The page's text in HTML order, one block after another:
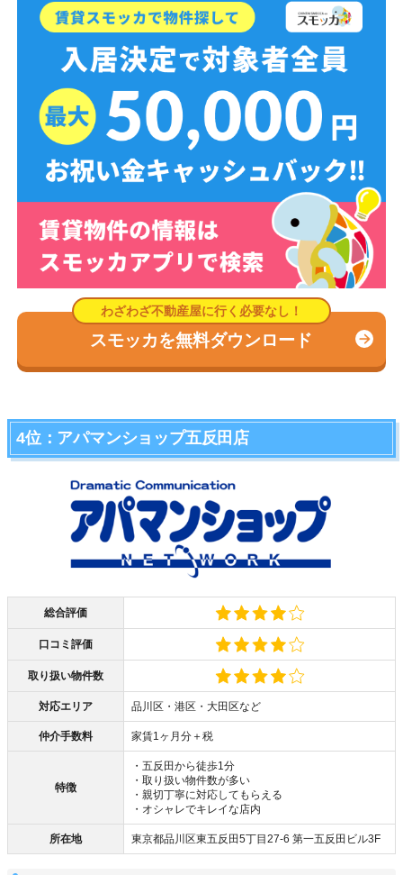
スモッカを無料ダウンロード
4位：アパマンショップ五反田店
総合評価
口コミ評価
取り扱い物件数
対応エリア 品川区・港区・大田区など
仲介手数料 家賃1ヶ月分＋税
特徴
・五反田から徒歩1分
・取り扱い物件数が多い
・親切丁寧に対応してもらえる
・オシャレでキレイな店内
所在地 東京都品川区東五反田5丁目27-6 第一五反田ビル3F